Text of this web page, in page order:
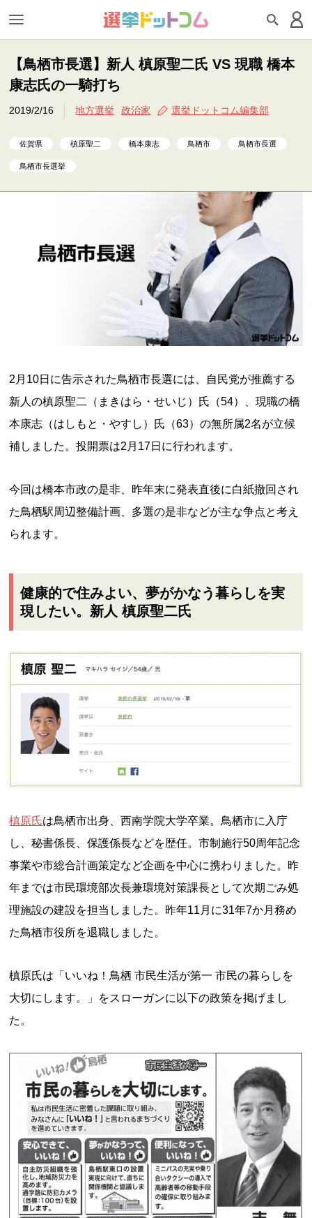
【鳥栖市長選】新人 槙原聖二氏 VS 現職 橋本
康志氏の一騎打ち
2019/2/16 地方選挙 政治家 選挙ドットコム編集部
佐賀県 槙原聖二 橋本康志 鳥栖市 鳥栖市長選
鳥栖市長選挙
2月10日に告示された鳥栖市長選には、自民党が推薦する
新人の槙原聖二（まきはら・せいじ）氏（54）、現職の橋
本康志（はしもと・やすし）氏（63）の無所属2名が立候
補しました。投開票は2月17日に行われます。
今回は橋本市政の是非、昨年末に発表直後に白紙撤回され
た鳥栖駅周辺整備計画、多選の是非などが主な争点と考え
られます。
健康的で住みよい、夢がかなう暮らしを実
現したい。新人 槙原聖二氏
槙原氏は鳥栖市出身、西南学院大学卒業。鳥栖市に入庁
し、秘書係長、保護係長などを歴任。市制施行50周年記念
事業や市総合計画策定など企画を中心に携わりました。昨
年までは市民環境部次長兼環境対策課長として次期ごみ処
理施設の建設を担当しました。昨年11月に31年7か月務め
た鳥栖市役所を退職しました。
槙原氏は「いいね！鳥栖 市民生活が第一 市民の暮らしを
大切にします。」をスローガンに以下の政策を掲げまし
た。